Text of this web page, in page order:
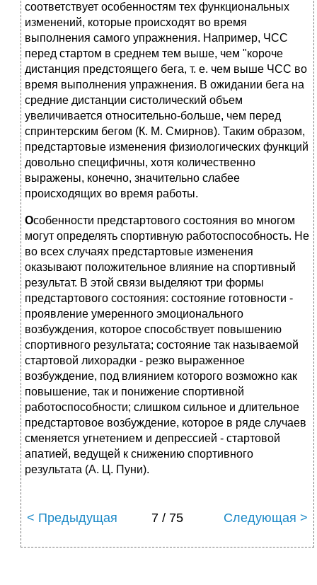
соответствует особенностям тех функциональных
изменений, которые происходят во время
выполнения самого упражнения. Например, ЧСС
перед стартом в среднем тем выше, чем "короче
дистанция предстоящего бега, т. е. чем выше ЧСС во
время выполнения упражнения. В ожидании бега на
средние дистанции систолический объем
увеличивается относительно-больше, чем перед
спринтерским бегом (К. М. Смирнов). Таким образом,
предстартовые изменения физиологических функций
довольно специфичны, хотя количественно
выражены, конечно, значительно слабее
происходящих во время работы.
Особенности предстартового состояния во многом
могут определять спортивную работоспособность. Не
во всех случаях предстартовые изменения
оказывают положительное влияние на спортивный
результат. В этой связи выделяют три формы
предстартового состояния: состояние готовности -
проявление умеренного эмоционального
возбуждения, которое способствует повышению
спортивного результата; состояние так называемой
стартовой лихорадки - резко выраженное
возбуждение, под влиянием которого возможно как
повышение, так и понижение спортивной
работоспособности; слишком сильное и длительное
предстартовое возбуждение, которое в ряде случаев
сменяется угнетением и депрессией - стартовой
апатией, ведущей к снижению спортивного
результата (А. Ц. Пуни).
< Предыдущая 7 / 75 Следующая >